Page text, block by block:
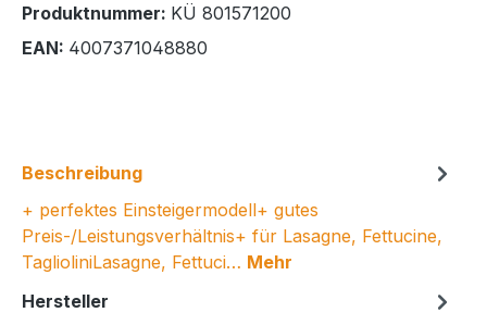
Produktnummer: KÜ 801571200
EAN: 4007371048880
Beschreibung
+ perfektes Einsteigermodell+ gutes
Preis-/Leistungsverhältnis+ für Lasagne, Fettucine,
TaglioliniLasagne, Fettuci… Mehr
Hersteller